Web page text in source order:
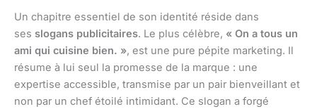
Un chapitre essentiel de son identité réside dans
ses slogans publicitaires. Le plus célèbre, « On a tous un
ami qui cuisine bien. », est une pure pépite marketing. Il
résume à lui seul la promesse de la marque : une
expertise accessible, transmise par un pair bienveillant et
non par un chef étoilé intimidant. Ce slogan a forgé